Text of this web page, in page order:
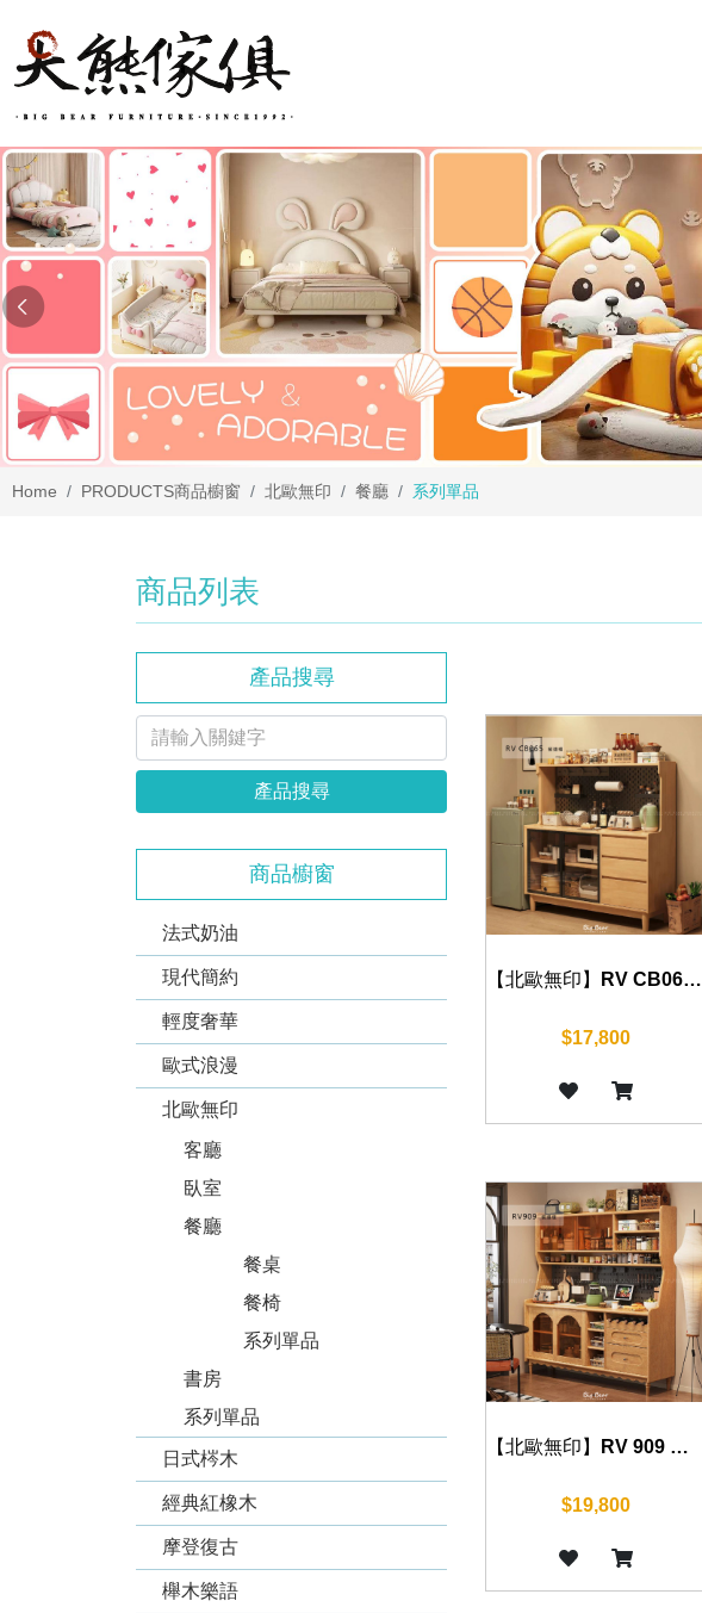
Home PRODUCTS商品櫥窗 北歐無印 餐廳 系列單品
商品列表
產品搜尋
產品搜尋
商品櫥窗
法式奶油
現代簡約
輕度奢華
歐式浪漫
北歐無印
客廳
臥室
餐廳
餐桌
餐椅
系列單品
書房
系列單品
日式梣木
經典紅橡木
摩登復古
櫸木樂語
【北歐無印】RV CB065 餐邊櫃 120cm
$17,800
【北歐無印】RV 909 餐邊櫃 120cm 可加購岩板
$19,800